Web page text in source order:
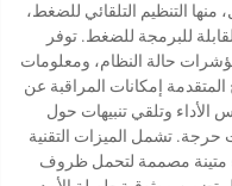
التنظيم التلقائي للضغط،
للبرمجة للضغط. توفر
حالة النظام، ومعلومات
إمكانات المراقبة عن
الأداء وتلقي تنبيهات حول
تشمل الميزات التقنية
متينة مصممة لتحمل ظروف